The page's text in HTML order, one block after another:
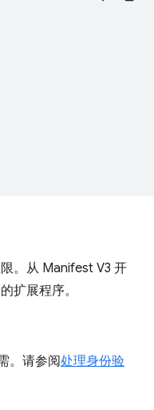
。从 Manifest V3 开
扩展程序。
。请参阅处理身份验